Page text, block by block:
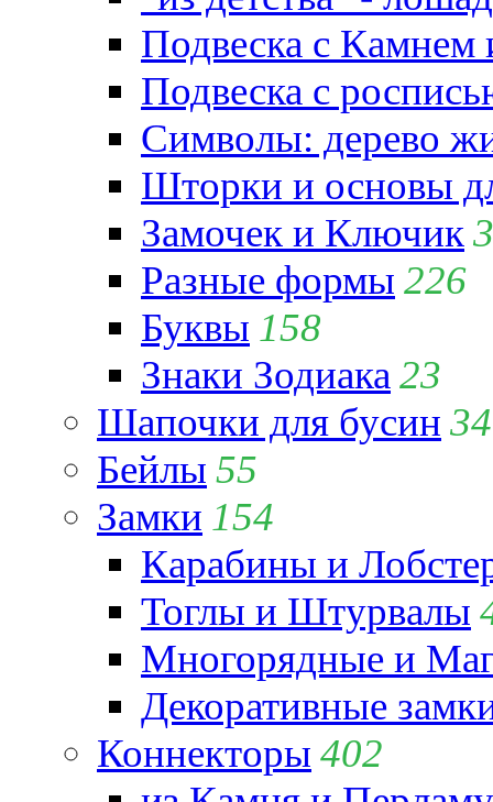
Подвеска с
Подвеска с
Символы: дерево
Шторки и основы
Замочек и Ключик
Разные формы 226
Буквы 158
Знаки Зодиака 23
Шапочки для бусин 34
Бейлы 55
Замки 154
Карабины и
Тоглы и Штурвалы
Многорядные и
Декоративные
Коннекторы 402